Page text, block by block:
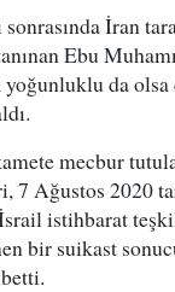
İran
Ebu
da
mecbur
7 Ağustos 2020
istihbarat
bir suikast